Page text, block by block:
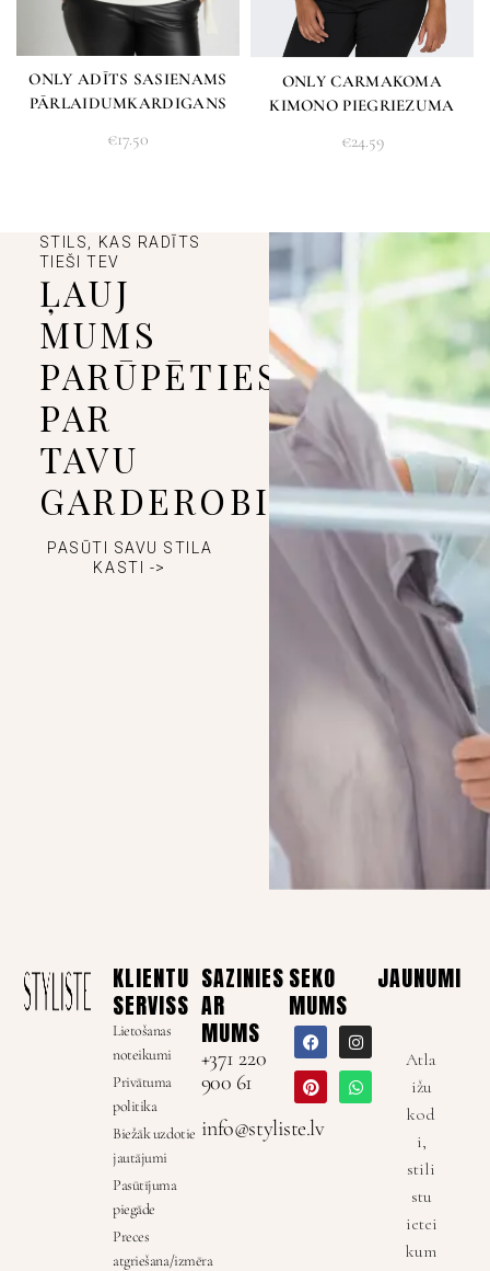
ONLY ADĪTS SASIENAMS
PĀRLAIDUMKARDIGANS
€17.50
ONLY CARMAKOMA
KIMONO PIEGRIEZUMA
€24.59
STILS, KAS RADĪTS
TIEŠI TEV
ĻAUJ
MUMS
PARŪPĒTIES
PAR
TAVU
GARDEROBI
PASŪTI SAVU STILA
KASTI ->
KLIENTU
SERVISS
Lietošanas
noteikumi
Privātuma
politika
Biežāk uzdotie
jautājumi
Pasūtījuma
piegāde
Preces
atgriešana/izmēra
SAZINIES
AR
MUMS
+371 220
900 61
info@styliste.lv
SEKO
MUMS
JAUNUMI
Atla
ižu
kod
i,
stili
stu
ietei
kum